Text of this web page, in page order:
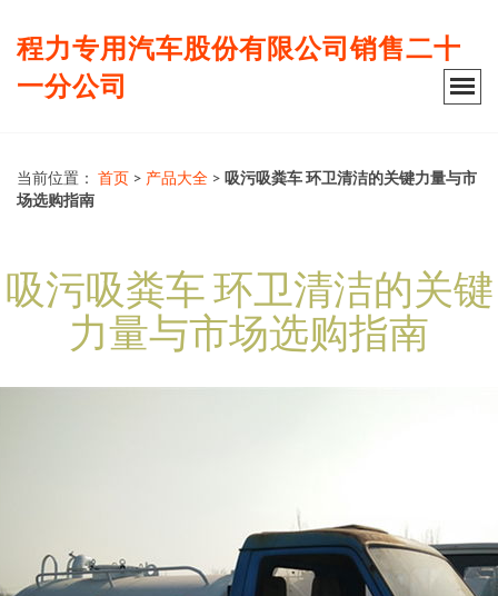
程力专用汽车股份有限公司销售二十
一分公司
当前位置： 首页 > 产品大全 > 吸污吸粪车 环卫清洁的关键力量与市
场选购指南
吸污吸粪车 环卫清洁的关键
力量与市场选购指南